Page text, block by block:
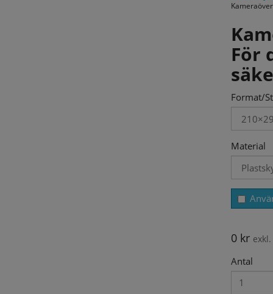
För
Format/
Material
0 kr
Antal